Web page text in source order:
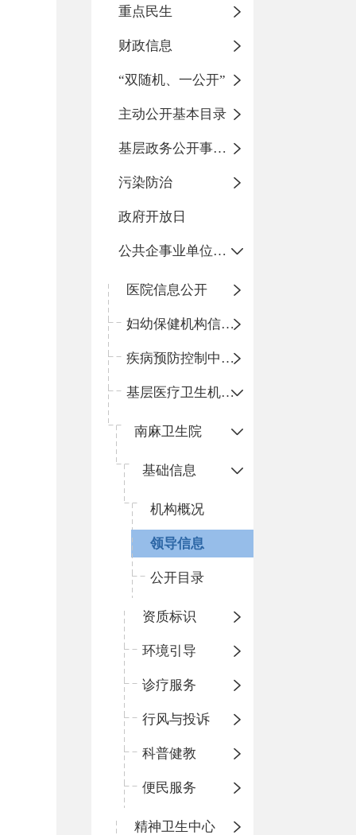
重点民生
财政信息
“双随机、一公开”
主动公开基本目录
基层政务公开事项标准目录
污染防治
政府开放日
公共企事业单位信息公开
医院信息公开
妇幼保健机构信息公开
疾病预防控制中心信息公开
基层医疗卫生机构信息公开
南麻卫生院
基础信息
机构概况
领导信息
公开目录
资质标识
环境引导
诊疗服务
行风与投诉
科普健教
便民服务
精神卫生中心